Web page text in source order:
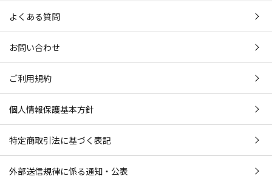
よくある質問
お問い合わせ
ご利用規約
個人情報保護基本方針
特定商取引法に基づく表記
外部送信規律に係る通知・公表